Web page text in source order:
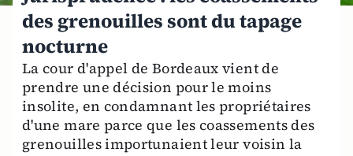
des grenouilles sont du tapage
nocturne
La cour d'appel de Bordeaux vient de
prendre une décision pour le moins
insolite, en condamnant les propriétaires
d'une mare parce que les coassements des
grenouilles importunaient leur voisin la